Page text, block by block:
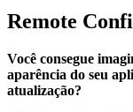
Remote
Você consegue
aparência do seu
atualização?